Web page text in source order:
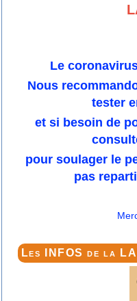
Le
Nous
tester
et si besoin de
pour soulager le
pas
Les INFOS de la